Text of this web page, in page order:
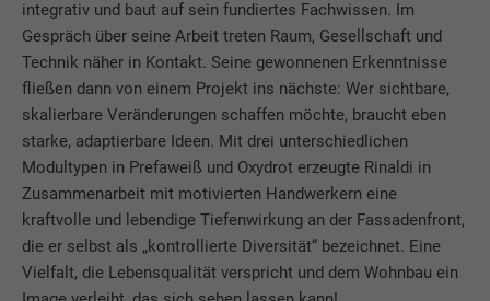
integrativ und baut auf sein fundiertes Fachwissen. Im
Gespräch über seine Arbeit treten Raum, Gesellschaft und
Technik näher in Kontakt. Seine gewonnenen Erkenntnisse
fließen dann von einem Projekt ins nächste: Wer sichtbare,
skalierbare Veränderungen schaffen möchte, braucht eben
starke, adaptierbare Ideen. Mit drei unterschiedlichen
Modultypen in Prefaweiß und Oxydrot erzeugte Rinaldi in
Zusammenarbeit mit motivierten Handwerkern eine
kraftvolle und lebendige Tiefenwirkung an der Fassadenfront,
die er selbst als „kontrollierte Diversität“ bezeichnet. Eine
Vielfalt, die Lebensqualität verspricht und dem Wohnbau ein